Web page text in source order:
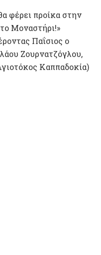
φέρει προίκα στην
Μοναστήρι!»
Παΐσιος ο
Ζουρνατζόγλου,
Καππαδοκία)